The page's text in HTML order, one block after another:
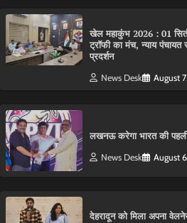
खेल महाकुंभ 2026 : 01
ट्रॉफी का मंच, न्याय पंचायत
प्रदर्शन
News Desk August
लखनऊ करेगा भारत की पहली
News Desk August
देहरादून को मिला अपना